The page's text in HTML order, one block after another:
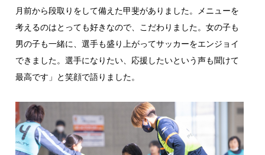
月前から段取りをして備えた甲斐がありました。メニューを
考えるのはとっても好きなので、こだわりました。女の子も
男の子も一緒に、選手も盛り上がってサッカーをエンジョイ
できました。選手になりたい、応援したいという声も聞けて
最高です」と笑顔で語りました。